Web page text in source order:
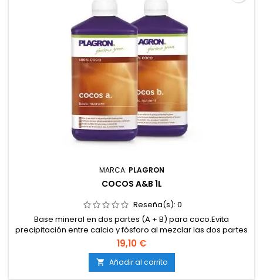
MARCA: PLAGRON
COCOS A&B 1L
Reseña(s): 0
Base mineral en dos partes (A + B) para coco.Evita
precipitación entre calcio y fósforo al mezclar las dos partes
por separado.Nutrientes fácilmente asimilables en un amplio
rango de pH.Compatible con sistemas de riego
automatizado y bombas de presión.Aplicable desde
crecimiento hasta floración.
19,10 €
 Añadir al carrito